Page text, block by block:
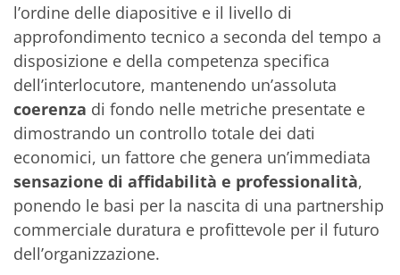
l’ordine delle diapositive e il livello di
approfondimento tecnico a seconda del tempo a
disposizione e della competenza specifica
dell’interlocutore, mantenendo un’assoluta
coerenza di fondo nelle metriche presentate e
dimostrando un controllo totale dei dati
economici, un fattore che genera un’immediata
sensazione di affidabilità e professionalità,
ponendo le basi per la nascita di una partnership
commerciale duratura e profittevole per il futuro
dell’organizzazione.